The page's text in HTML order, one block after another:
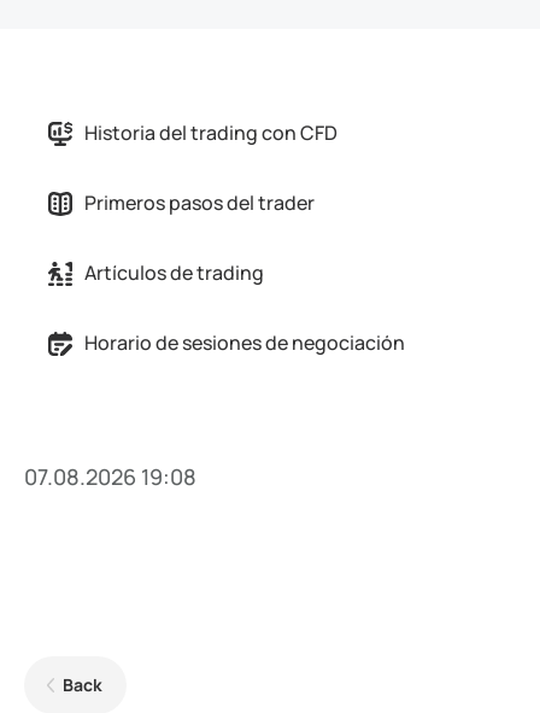
Historia del trading con CFD
Primeros pasos del trader
Artículos de trading
Horario de sesiones de negociación
07.08.2026 19:08
Back